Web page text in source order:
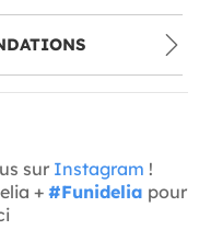
sur Instagram !
+ #Funidelia pour